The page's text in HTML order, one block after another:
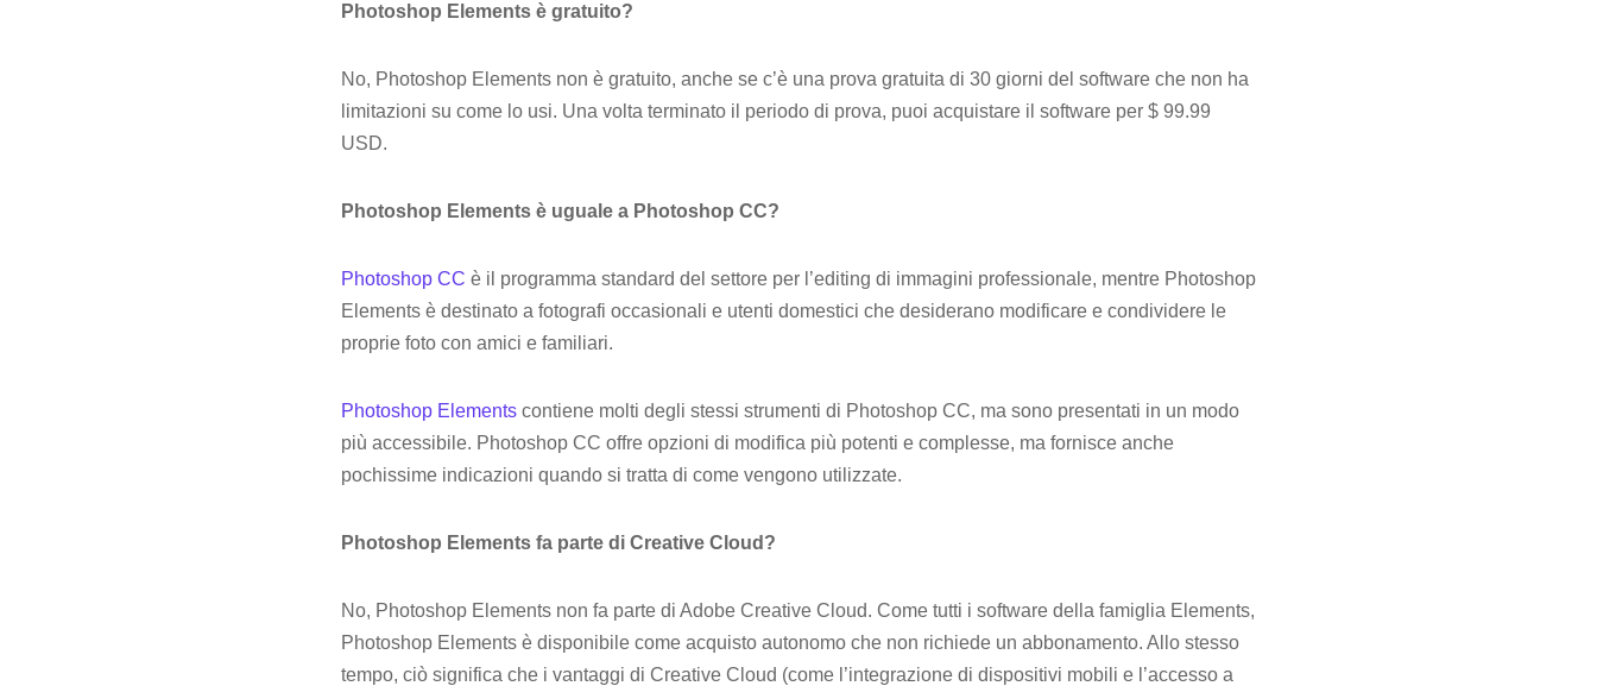
Photoshop Elements è gratuito?
No, Photoshop Elements non è gratuito, anche se c’è una prova gratuita di 30 giorni del software che non ha
limitazioni su come lo usi. Una volta terminato il periodo di prova, puoi acquistare il software per $ 99.99
USD.
Photoshop Elements è uguale a Photoshop CC?
Photoshop CC è il programma standard del settore per l’editing di immagini professionale, mentre Photoshop
Elements è destinato a fotografi occasionali e utenti domestici che desiderano modificare e condividere le
proprie foto con amici e familiari.
Photoshop Elements contiene molti degli stessi strumenti di Photoshop CC, ma sono presentati in un modo
più accessibile. Photoshop CC offre opzioni di modifica più potenti e complesse, ma fornisce anche
pochissime indicazioni quando si tratta di come vengono utilizzate.
Photoshop Elements fa parte di Creative Cloud?
No, Photoshop Elements non fa parte di Adobe Creative Cloud. Come tutti i software della famiglia Elements,
Photoshop Elements è disponibile come acquisto autonomo che non richiede un abbonamento. Allo stesso
tempo, ciò significa che i vantaggi di Creative Cloud (come l’integrazione di dispositivi mobili e l’accesso a